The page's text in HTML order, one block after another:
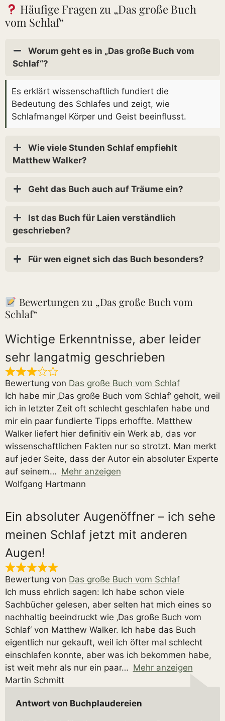
Häufige Fragen zu „Das große Buch
vom Schlaf“
Worum geht es in „Das große Buch vom
Schlaf“?
Es erklärt wissenschaftlich fundiert die
Bedeutung des Schlafes und zeigt, wie
Schlafmangel Körper und Geist beeinflusst.
Wie viele Stunden Schlaf empfiehlt
Matthew Walker?
Geht das Buch auch auf Träume ein?
geschrieben?
Für wen eignet sich das Buch besonders?
Bewertungen zu „Das große Buch vom
Schlaf“
Wichtige Erkenntnisse, aber leider
sehr langatmig geschrieben
Bewertung von Das große Buch vom Schlaf
Ich habe mir ‚Das große Buch vom Schlaf‘ geholt, weil
ich in letzter Zeit oft schlecht geschlafen habe und
mir ein paar fundierte Tipps erhoffte. Matthew
Walker liefert hier definitiv ein Werk ab, das vor
wissenschaftlichen Fakten nur so strotzt. Man merkt
auf jeder Seite, dass der Autor ein absoluter Experte
auf seinem
Mehr anzeigen
Wolfgang Hartmann
Ein absoluter Augenöffner – ich sehe
meinen Schlaf jetzt mit anderen
Augen!
Bewertung von Das große Buch vom Schlaf
Ich muss ehrlich sagen: Ich habe schon viele
Sachbücher gelesen, aber selten hat mich eines so
nachhaltig beeindruckt wie ‚Das große Buch vom
Schlaf‘ von Matthew Walker. Ich habe das Buch
eigentlich nur gekauft, weil ich öfter mal schlecht
einschlafen konnte, aber was ich bekommen habe,
ist weit mehr als nur ein paar
Mehr anzeigen
Martin Schmitt
Antwort von Buchplaudereien